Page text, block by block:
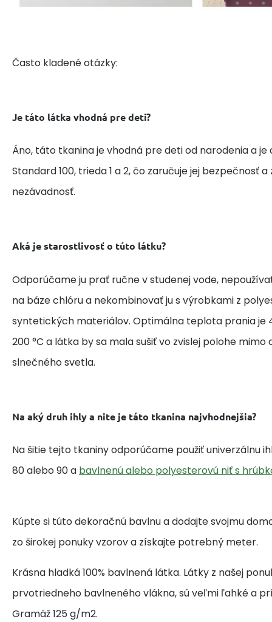
Často kladené otázky:
Je táto látka vhodná pre deti?
Áno, táto tkanina je vhodná pre deti od narodenia a
Standard 100, trieda 1 a 2, čo zaručuje jej bezpečnosť
nezávadnosť.
Aká je starostlivosť o túto látku?
Odporúčame ju prať ručne v studenej vode,
na báze chlóru a nekombinovať ju s výrobkami z
syntetických materiálov. Optimálna teplota prania je
200 °C a látka by sa mala sušiť vo zvislej polohe
slnečného svetla.
Na aký druh ihly a nite je táto tkanina najvhodnejšia?
Na šitie tejto tkaniny odporúčame použiť univerzálnu
80 alebo 90 a bavlnenú alebo polyesterovú niť s
Kúpte si túto dekoračnú bavlnu a dodajte svojmu
zo širokej ponuky vzorov a získajte potrebný meter.
Krásna hladká 100% bavlnená látka. Látky z našej
prvotriedneho bavlneného vlákna, sú veľmi ľahké a
Gramáž 125 g/m2.